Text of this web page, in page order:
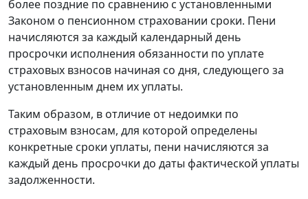
более поздние по сравнению с установленными
Законом о пенсионном страховании сроки. Пени
начисляются за каждый календарный день
просрочки исполнения обязанности по уплате
страховых взносов начиная со дня, следующего за
установленным днем их уплаты.
Таким образом, в отличие от недоимки по
страховым взносам, для которой определены
конкретные сроки уплаты, пени начисляются за
каждый день просрочки до даты фактической уплаты
задолженности.